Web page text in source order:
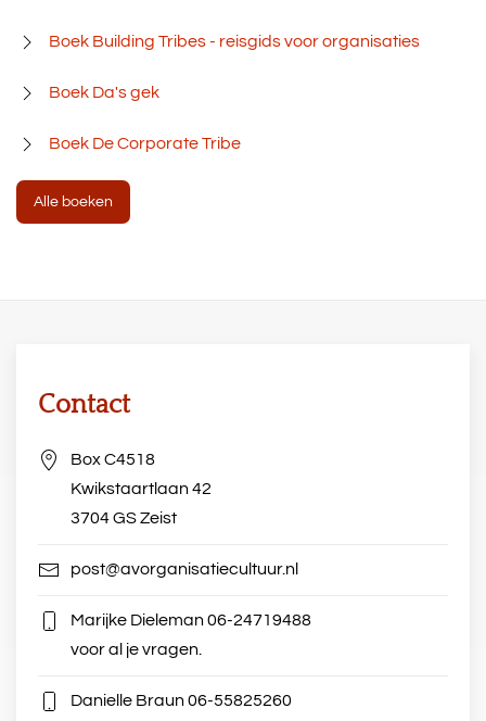
Boek Building Tribes - reisgids voor organisaties
Boek Da's gek
Boek De Corporate Tribe
Alle boeken
Contact
Box C4518
Kwikstaartlaan 42
3704 GS Zeist
post@avorganisatiecultuur.nl
Marijke Dieleman06-24719488
voor al je vragen.
Danielle Braun06-55825260